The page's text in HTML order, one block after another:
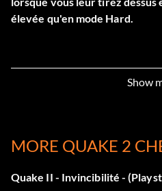
élevée qu'en mode Hard.
Show
MORE QUAKE 2
Quake II - Invincibilité -